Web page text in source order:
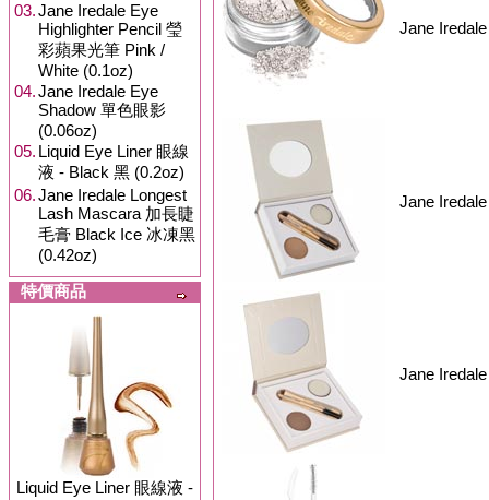
03.Jane Iredale Eye
Highlighter Pencil 瑩
彩蘋果光筆 Pink /
White (0.1oz)
04.Jane Iredale Eye
Shadow 單色眼影
(0.06oz)
05. Liquid Eye Liner 眼線
液 - Black 黑 (0.2oz)
06.Jane Iredale Longest
Lash Mascara 加長睫
毛膏 Black Ice 冰凍黑
(0.42oz)
特價商品
Liquid Eye Liner 眼線液 -
Jane
Jane
Jane